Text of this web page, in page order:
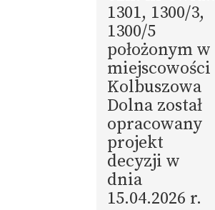
1301, 1300/3,
1300/5
położonym w
miejscowości
Kolbuszowa
Dolna został
opracowany
projekt
decyzji w
dnia
15.04.2026 r.